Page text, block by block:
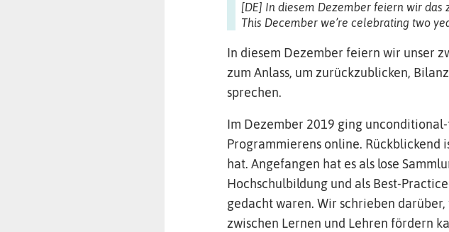
[DE] In diesem Dezember feiern wir
This December we’re celebrating two
In diesem Dezember feiern wir unser
zum Anlass, um zurückzublicken,
sprechen.
Im Dezember 2019 ging
Programmierens online. Rückblickend
hat. Angefangen hat es als lose
Hochschulbildung und als Best-
gedacht waren. Wir schrieben
zwischen Lernen und Lehren fördern